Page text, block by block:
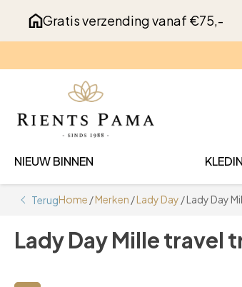
Gratis verzending vanaf €75,-
NIEUW BINNEN
TerugHome /Merken /Lady Day / Lady Day
Lady Day Mille travel